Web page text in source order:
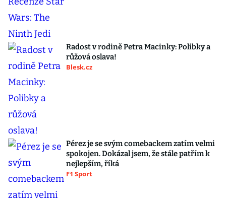
Radost v rodině Petra Macinky: Polibky a
růžová oslava!
Blesk.cz
Pérez je se svým comebackem zatím velmi
spokojen. Dokázal jsem, že stále patřím k
nejlepším, říká
F1 Sport